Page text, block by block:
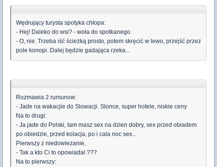
Wędrujący turysta spotyka chłopa:
- Hej! Daleko do wsi? - woła do spotkanego.
- O, nie. Trzeba iść ścieżką prosto, potem skręcić w lewo, przejść przez
pole konopi. Dalej będzie gadająca rzeka...
Rozmawia 2 rumunow:
- Jade na wakacjie do Slowacji. Slonce, super hotele, niskie ceny
Na to drugi:
- Ja jade do Polski, tam masz sex na dzien dobry, sex przed obiadem
po obiedzie, przed kolacja, po i cala noc sex...
Pierwszy z niedowiezanie,
- Tak a kto Ci to opowiadal.???
Na to pierwszy: